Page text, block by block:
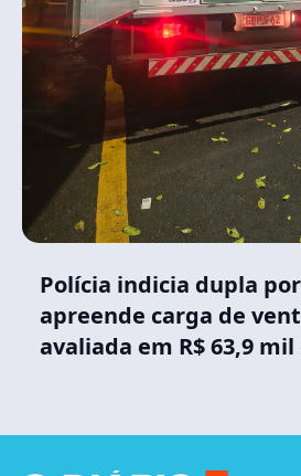
Polícia indicia dupla
apreende carga de
avaliada em R$ 63,9 mil